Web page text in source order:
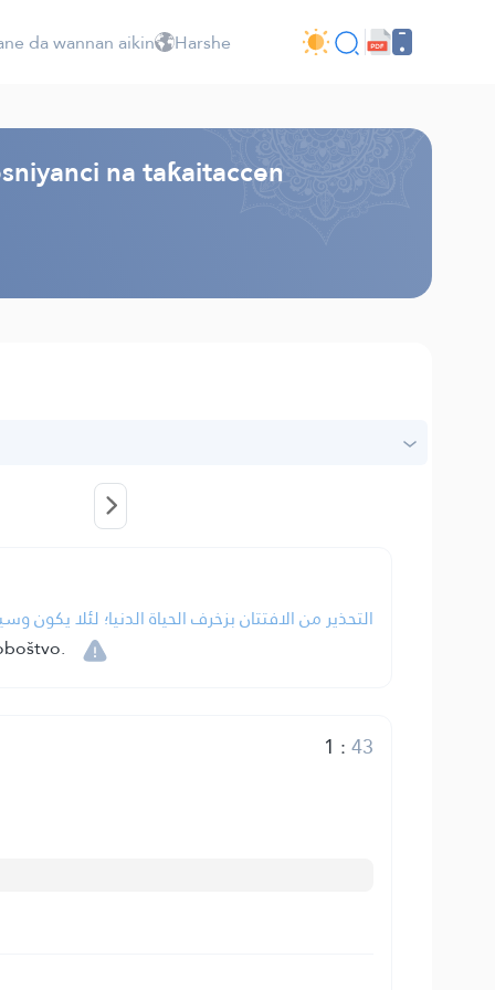
da wannan aikin Harshe
na taƙaitaccen
التحذير من الافتتان بزخرف الحياة الدنيا؛ لئلا يكون
1 :43